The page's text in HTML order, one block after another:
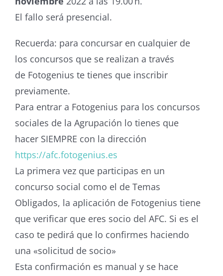
El fallo será presencial.
Recuerda: para concursar en cualquier de
los concursos que se realizan a través
de Fotogenius te tienes que inscribir
previamente.
Para entrar a Fotogenius para los concursos
sociales de la Agrupación lo tienes que
hacer SIEMPRE con la dirección
https://afc.fotogenius.es
La primera vez que participas en un
concurso social como el de Temas
Obligados, la aplicación de Fotogenius tiene
que verificar que eres socio del AFC. Si es el
caso te pedirá que lo confirmes haciendo
una «solicitud de socio»
Esta confirmación es manual y se hace